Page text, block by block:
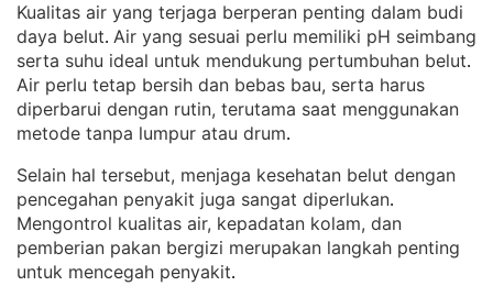
Kualitas air yang terjaga berperan penting dalam budi
daya belut. Air yang sesuai perlu memiliki pH seimbang
serta suhu ideal untuk mendukung pertumbuhan belut
Air perlu tetap bersih dan bebas bau, serta harus
diperbarui dengan rutin, terutama saat menggunakan
metode tanpa lumpur atau drum.
Selain hal tersebut, menjaga kesehatan belut dengan
pencegahan penyakit juga sangat diperlukan
Mengontrol kualitas air, kepadatan kolam, dan
pemberian pakan bergizi merupakan langkah penting
untuk mencegah penyakit.